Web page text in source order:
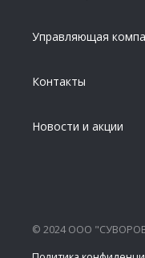
Управляющая
Контакты
Новости и акции
© 2024 ООО